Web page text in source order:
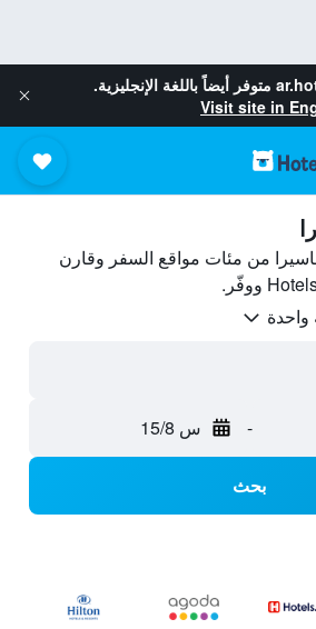
متوفر أيضاً باللغة الإنجليزية.
Visit site in
من مئات مواقع السفر وقارن
- س 15/8
بحث